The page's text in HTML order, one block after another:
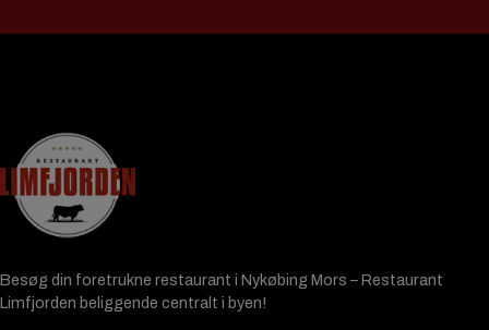
Besøg din foretrukne restaurant i Nykøbing Mors – Restaurant
Limfjorden beliggende centralt i byen!